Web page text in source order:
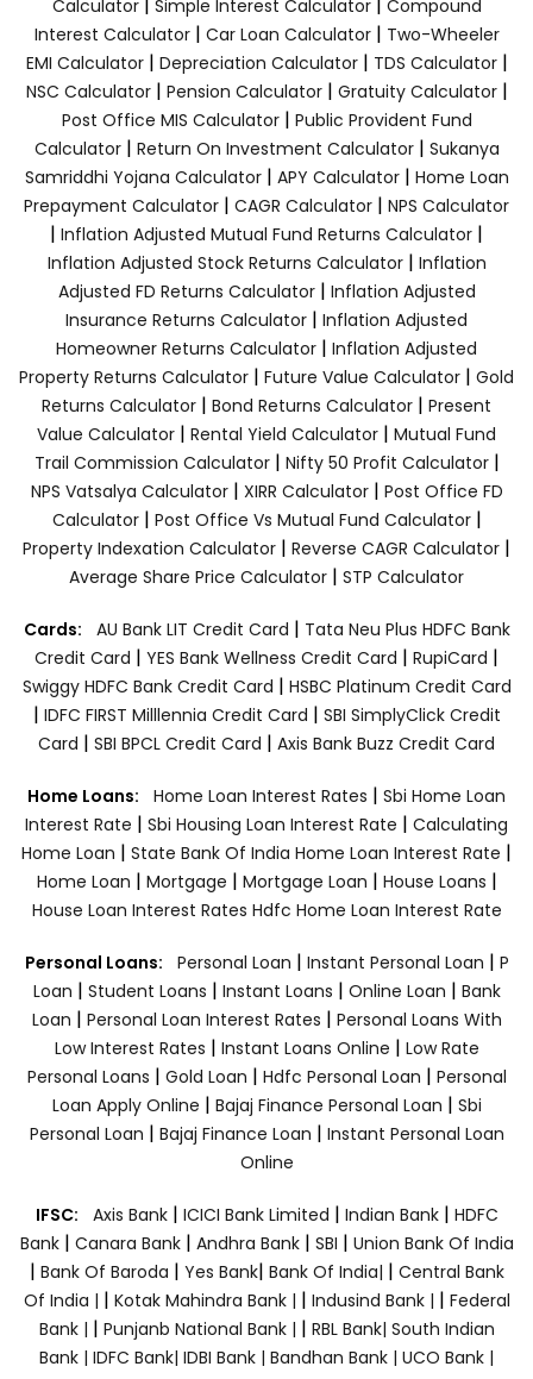
Calculator
Simple Interest Calculator
Compound
Interest Calculator| Car Loan Calculator| Two-Wheeler
EMI Calculator| Depreciation Calculator| TDS Calculator|
NSC Calculator| Pension Calculator| Gratuity Calculator|
Post Office MIS Calculator| Public Provident Fund
Calculator| Return On Investment Calculator| Sukanya
Samriddhi Yojana Calculator| APY Calculator| Home Loan
Prepayment Calculator | CAGR Calculator | NPS Calculator
| Inflation Adjusted Mutual Fund Returns Calculator |
Inflation Adjusted Stock Returns Calculator| Inflation
Adjusted FD Returns Calculator| Inflation Adjusted
Insurance Returns Calculator | Inflation Adjusted
Homeowner Returns Calculator | Inflation Adjusted
Property Returns Calculator | Future Value Calculator | Gold
Returns Calculator | Bond Returns Calculator | Present
Value Calculator | Rental Yield Calculator | Mutual Fund
Trail Commission Calculator| Nifty 50 Profit Calculator|
NPS Vatsalya Calculator| XIRR Calculator| Post Office FD
Calculator| Post Office Vs Mutual Fund Calculator|
Property Indexation Calculator | Reverse CAGR Calculator |
Average Share Price Calculator | STP Calculator
Cards: AU Bank LIT Credit Card | Tata Neu Plus HDFC Bank
Credit Card | YES Bank Wellness Credit Card | RupiCard |
Swiggy HDFC Bank Credit Card | HSBC Platinum Credit Card
| IDFC FIRST Milllennia Credit Card | SBI SimplyClick Credit
Card | SBI BPCL Credit Card | Axis Bank Buzz Credit Card
Home Loans: Home Loan Interest Rates | Sbi Home Loan
Interest Rate | Sbi Housing Loan Interest Rate | Calculating
Home Loan | State Bank Of India Home Loan Interest Rate |
Home Loan | Mortgage | Mortgage Loan | House Loans |
House Loan Interest Rates Hdfc Home Loan Interest Rate
Personal Loans: Personal Loan | Instant Personal Loan | P
Loan | Student Loans | Instant Loans | Online Loan | Bank
Loan | Personal Loan Interest Rates | Personal Loans With
Low Interest Rates | Instant Loans Online | Low Rate
Personal Loans | Gold Loan | Hdfc Personal Loan | Personal
Loan Apply Online | Bajaj Finance Personal Loan | Sbi
Personal Loan | Bajaj Finance Loan | Instant Personal Loan
Online
IFSC: Axis Bank | ICICI Bank Limited | Indian Bank | HDFC
Bank| Canara Bank | Andhra Bank| SBI | Union Bank Of India
| Bank Of Baroda | Yes Bank| Bank Of India| | Central Bank
Of India | | Kotak Mahindra Bank | | Indusind Bank | | Federal
Bank | | Punjanb National Bank | | RBL Bank| South Indian
Bank | IDFC Bank| IDBI Bank | Bandhan Bank | UCO Bank |